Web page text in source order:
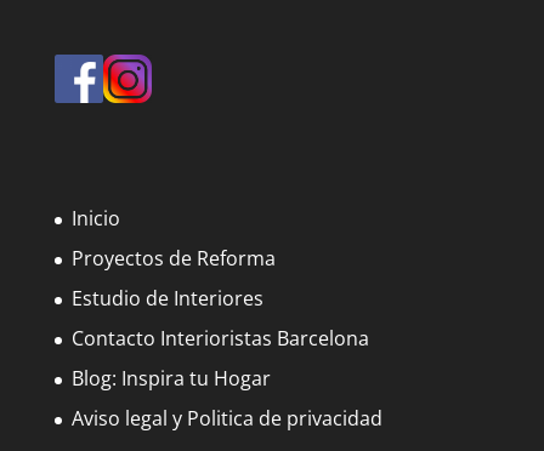
Inicio
Proyectos de Reforma
Estudio de Interiores
Contacto Interioristas Barcelona
Blog: Inspira tu Hogar
Aviso legal y Politica de privacidad